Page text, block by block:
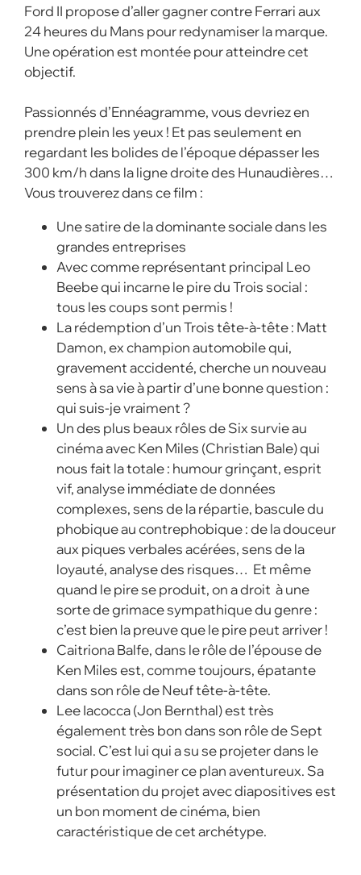
Ford II propose d’aller gagner contre Ferrari aux
24 heures du Mans pour redynamiser la marque.
Une opération est montée pour atteindre cet
objectif.
Passionnés d’Ennéagramme, vous devriez en
prendre plein les yeux ! Et pas seulement en
regardant les bolides de l’époque dépasser les
300 km/h dans la ligne droite des Hunaudières…
Vous trouverez dans ce film :
Une satire de la dominante sociale dans les
grandes entreprises
Avec comme représentant principal Leo
Beebe qui incarne le pire du Trois social :
tous les coups sont permis !
La rédemption d’un Trois tête-à-tête : Matt
Damon, ex champion automobile qui,
gravement accidenté, cherche un nouveau
sens à sa vie à partir d’une bonne question :
qui suis-je vraiment ?
Un des plus beaux rôles de Six survie au
cinéma avec Ken Miles (Christian Bale) qui
nous fait la totale : humour grinçant, esprit
vif, analyse immédiate de données
complexes, sens de la répartie, bascule du
phobique au contrephobique : de la douceur
aux piques verbales acérées, sens de la
loyauté, analyse des risques… Et même
quand le pire se produit, on a droit à une
sorte de grimace sympathique du genre :
c’est bien la preuve que le pire peut arriver !
Caitriona Balfe, dans le rôle de l’épouse de
Ken Miles est, comme toujours, épatante
dans son rôle de Neuf tête-à-tête.
Lee Iacocca (Jon Bernthal) est très
également très bon dans son rôle de Sept
social. C’est lui qui a su se projeter dans le
futur pour imaginer ce plan aventureux. Sa
présentation du projet avec diapositives est
un bon moment de cinéma, bien
caractéristique de cet archétype.